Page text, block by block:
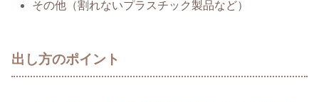
その他（割れないプラスチック製品など）
出し方のポイント